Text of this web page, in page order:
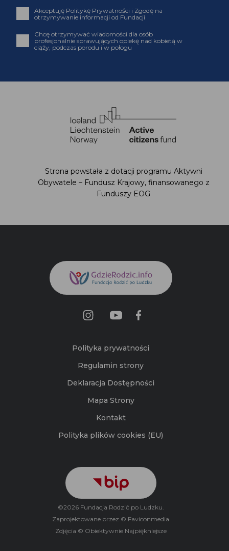
Akceptuję Politykę Prywatności i Zgodę na
otrzymywanie informacji od Fundacji
Chcę otrzymywać wiadomości dla osób
profesjonalnie sprawujących opiekę nad kobietą w
ciąży, podczas porodu i w połogu
Strona powstała z dotacji programu Aktywni
Obywatele – Fundusz Krajowy, finansowanego z
Funduszy EOG
Polityka prywatności
Regulamin strony
Deklaracja Dostępności
Mapa Strony
Kontakt
Polityka plików cookies (EU)
©2026 Fundacja Rodzić po Ludzku.
Zaprojektowane przez © Faviconmedia
Zdjęcia © Obiektywnie Najpiękniejsze